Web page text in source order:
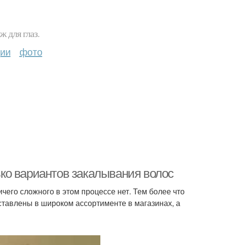
для глаз.
фото
вариантов закалывания волос
сложного в этом процессе нет. Тем более что
в широком ассортименте в магазинах, а